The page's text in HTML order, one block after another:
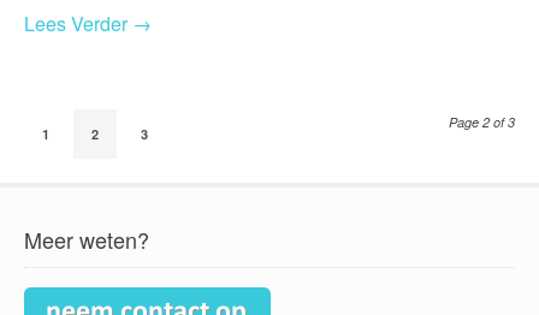
Lees Verder →
1 2 3
Page 2 of 3
Meer weten?